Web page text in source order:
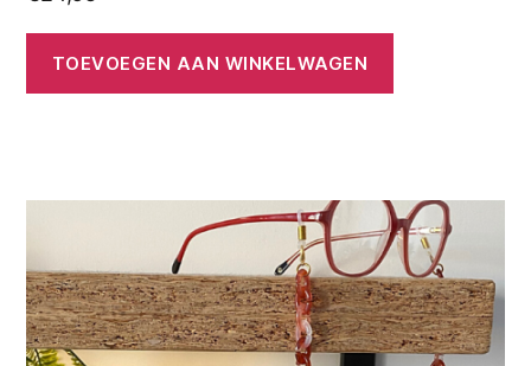
TOEVOEGEN AAN WINKELWAGEN